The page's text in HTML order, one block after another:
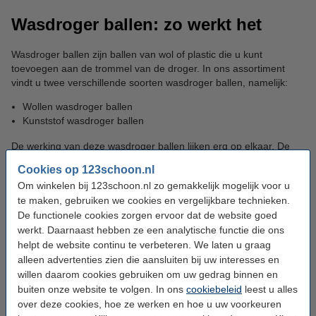
Cookies op 123schoon.nl
Om winkelen bij 123schoon.nl zo gemakkelijk mogelijk voor u
te maken, gebruiken we cookies en vergelijkbare technieken.
De functionele cookies zorgen ervoor dat de website goed
werkt. Daarnaast hebben ze een analytische functie die ons
helpt de website continu te verbeteren. We laten u graag
alleen advertenties zien die aansluiten bij uw interesses en
willen daarom cookies gebruiken om uw gedrag binnen en
buiten onze website te volgen. In ons cookiebeleid leest u alles
over deze cookies, hoe ze werken en hoe u uw voorkeuren
Wasdroger ballen: zo werkt het
Wasdroger ballen zijn ballen van wol of plastic die u kunt
toevoegen aan de trommel van de droger. In ons assortiment
vindt u twee verschillende soorten wasdroger ballen, namelijk:
Wollen wasdroger ballen
Kunststof wasdroger ballen
De werking van deze wasdroger ballen lijken erg op elkaar. De
de absorberende eigenschap van wol. Daarnaast werken wollen
drogerballen ook als natuurlijke wasverzachter door het heen-en-
weer kaatsen van de ballen in de droogtrommel.
De kunststof wasdroger ballen zorgen voornamelijk voor minder
gekreukt wasgoed. Daarnaast verkorten deze ook de droogtijd
dankzij de wrijving en weerkaatsing in de droogtrommel. De
kunststof droogballen beschikken over spikes die uw wasgoed
opkloppen. Hierdoor voelt uw wasgoed extra zacht aan en
worden kreukels vermindert.